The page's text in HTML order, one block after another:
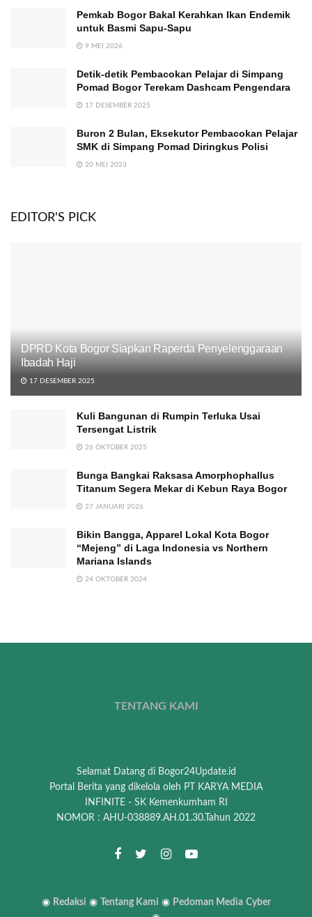
Pemkab Bogor Bakal Kerahkan Ikan Endemik
untuk Basmi Sapu-Sapu
9 MEI 2026
Detik-detik Pembacokan Pelajar di Simpang
Pomad Bogor Terekam Dashcam Pengendara
17 DESEMBER 2025
Buron 2 Bulan, Eksekutor Pembacokan Pelajar
SMK di Simpang Pomad Diringkus Polisi
20 MEI 2023
EDITOR'S PICK
DPRD Kota Bogor Siapkan Raperda Penyelenggaraan
Ibadah Haji
17 DESEMBER 2025
Kuli Bangunan di Rumpin Terluka Usai
Tersengat Listrik
26 OKTOBER 2025
Bunga Bangkai Raksasa Amorphophallus
Titanum Segera Mekar di Kebun Raya Bogor
27 JANUARI 2026
Bikin Bangga, Apparel Lokal Kota Bogor
“Mejeng” di Laga Indonesia vs Northern
Mariana Islands
24 OKTOBER 2024
TENTANG KAMI
Selamat Datang di Bogor24Update.id
Portal Berita yang dikelola oleh PT KARYA MEDIA
INFINITE - SK Kemenkumham RI
NOMOR : AHU-038889.AH.01.30.Tahun 2022
◉ Redaksi ◉ Tentang Kami ◉ Pedoman Media Cyber